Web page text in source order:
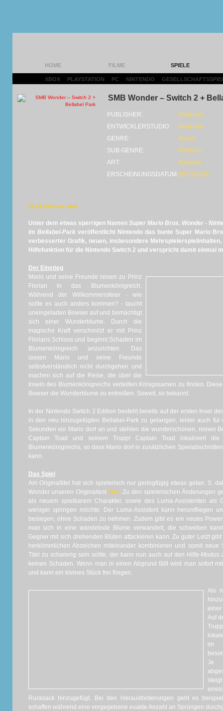
HOME FILME SPIELE
XBOX PLAYSTATION PC NINTENDO
SMB Wonder – Switch 2 +
PUBLISHER:
Nintendo
ENTWICKLERSTUDIO:
Nintendo
GENRE:
Action
SUB-GENRE:
Plattform
ART:
Fullprice
ERSCHEINUNGSDATUM:26.03.2026
28.05.2026 von Wolf
Unter dem etwas sperrigen Namen Super Mario Bros. Wonder -
im Bellabel-Parkveröffentlicht Nintendo das bunte Super Mario
verbesserter Grafik, neuen, insbesondere
Hilfefunktion für die Nintendo Switch 2 und verspricht damit einmal
Der Einstieg
Mario und seine Freunde reisen zu Prinz
Florian in das Blumenkönigreich.
Während der Willkommensfeier - wie
sollte es auch anders kommen? - taucht
uneingeladen Bowser auf und bemächtigt
sich einer Wunderblume. Durch die
magische Kraft verschmilzt er mit Prinz
Florians Schloss und beginnt Schaden im
Blumenkönigreich anzurichten. Das
lassen Mario und seine Freunde
selbstverständlich nicht durchgehen und
machen sich auf die Reise, die über die
Inseln des Blumenkönigreichs verteilten Königssamen zu finden.
Bowser die Wunderblume zu entreißen. Soweit, so bekannt.
In der Nintendo Switch 2 Edition besteht bereits auf der ersten Insel
in den neu hinzugefügten Bellabel-Park zu gelangen, leider auch
Sekunden vor Mario dort an und stehlen die wunderschönen, reinen
Captain Toad und seinem Trupp! Captain Toad lokalisiert
Blumenkönigreichs, so dass Mario dort in zusätzlichen
kann.
Das Spiel
Am Originaltitel hat sich spielerisch nur geringfügig etwas getan. S.
Wonder unseren Originaltest hier. Zu den spielerischen Änderungen
als neuem spielbarem Charakter, sowie des Luma-Assistenten als
weniger springen möchte. Der Luma-Assistent kann herumfliegen
besiegen, ohne Schaden zu nehmen. Zudem gibt es ein neues
man sich in eine wandelnde Blume verwandelt, die schweben
Gegner mit sich drehenden Blüten attackieren kann. Zu guter Letzt
herkömmlichen Abzeichen miteinander kombinieren und somit
Titel zu schwierig sein sollte, der kann nun auch auf den Hilfe-Modus
keinen Schaden. Wenn man in einen Abgrund fällt wird man sofort
und kann ein kleines Stück frei fliegen.
Als
einer
Auf
im
Je
Rucksack hinzugefügt. Bei den Herausforderungen geht es
schaffen während eine vorgegebene exakte Anzahl an Sprüngen